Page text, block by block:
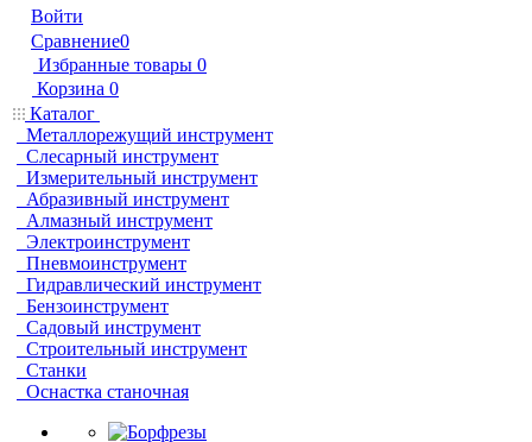
Войти
Сравнение0
Избранные товары 0
Корзина 0
Каталог
Металлорежущий инструмент
Слесарный инструмент
Измерительный инструмент
Абразивный инструмент
Алмазный инструмент
Электроинструмент
Пневмоинструмент
Гидравлический инструмент
Бензоинструмент
Садовый инструмент
Строительный инструмент
Станки
Оснастка станочная